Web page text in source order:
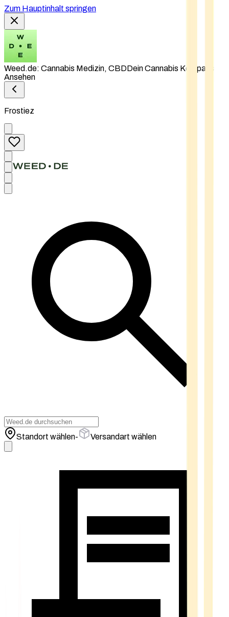
Zum Hauptinhalt springen
Weed.de: Cannabis Medizin, CBDDein Cannabis Kompass
Ansehen
Frostiez
Standort wählen- Versandart wählen